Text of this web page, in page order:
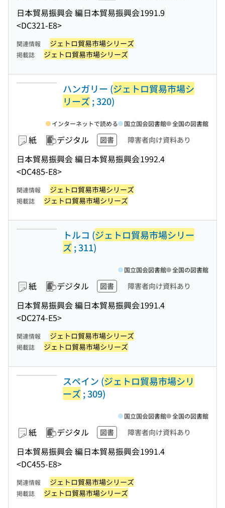
日本貿易振興会 編日本貿易振興会1991.9
<DC321-E8>
関連情報 ジェトロ貿易市場シリーズ
掲載誌 ジェトロ貿易市場シリーズ
ハンガリー (ジェトロ貿易市場シ
リーズ ; 320)
紙 デジタル 図書 障害者向け資料あり
日本貿易振興会 編日本貿易振興会1992.4
<DC485-E8>
インターネットで読める 国立国会図書館 全国の図書館
関連情報 ジェトロ貿易市場シリーズ
掲載誌 ジェトロ貿易市場シリーズ
トルコ (ジェトロ貿易市場シリー
ズ ; 311)
紙 デジタル 図書 障害者向け資料あり
日本貿易振興会 編日本貿易振興会1991.4
<DC274-E5>
国立国会図書館 全国の図書館
関連情報 ジェトロ貿易市場シリーズ
掲載誌 ジェトロ貿易市場シリーズ
スペイン (ジェトロ貿易市場シリ
ーズ ; 309)
紙 デジタル 図書 障害者向け資料あり
日本貿易振興会 編日本貿易振興会1991.4
<DC455-E8>
国立国会図書館 全国の図書館
関連情報 ジェトロ貿易市場シリーズ
掲載誌 ジェトロ貿易市場シリーズ